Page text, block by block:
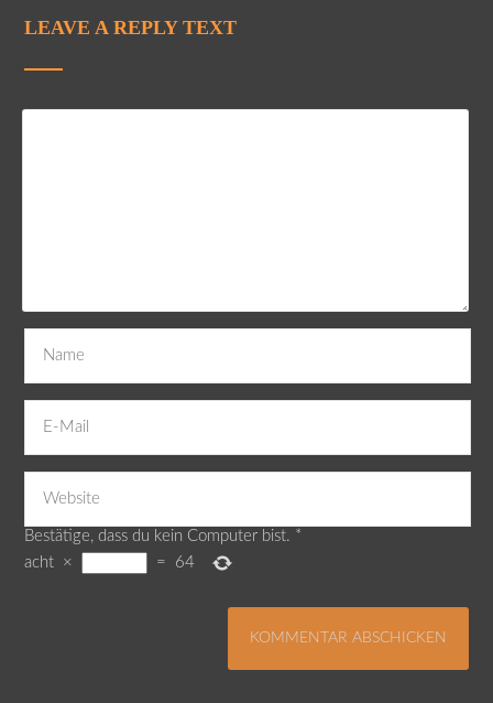
LEAVE A REPLY TEXT
Bestätige, dass du kein Computer bist. *
acht
× = 64